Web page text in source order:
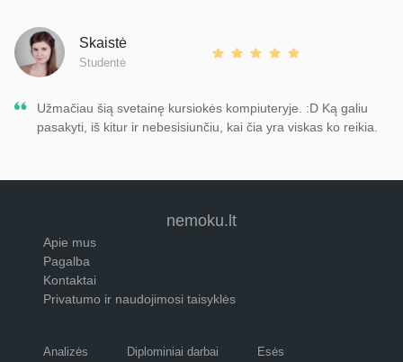
Skaistė
Studentė
Užmačiau šią svetainę kursiokės kompiuteryje. :D Ką galiu
pasakyti, iš kitur ir nebesisiunčiu, kai čia yra viskas ko reikia.
nemoku.lt
Apie mus
Pagalba
Kontaktai
Privatumo ir naudojimosi taisyklės
Analizės Diplominiai darbai
Esės